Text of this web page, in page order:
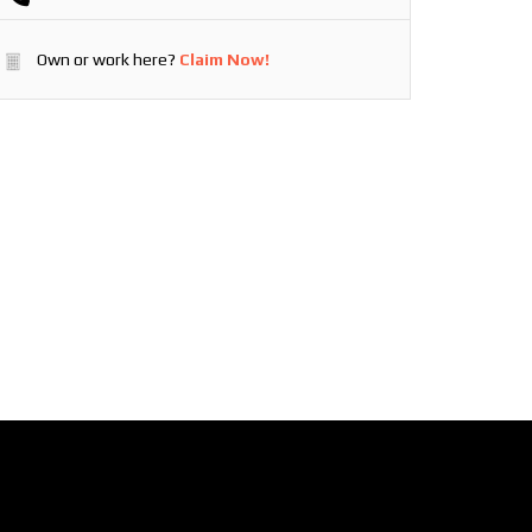
Own or work here? Claim Now!